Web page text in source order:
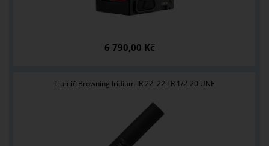
6 790,00 Kč
Tlumič Browning Iridium IR.22 .22 LR 1/2-20 UNF